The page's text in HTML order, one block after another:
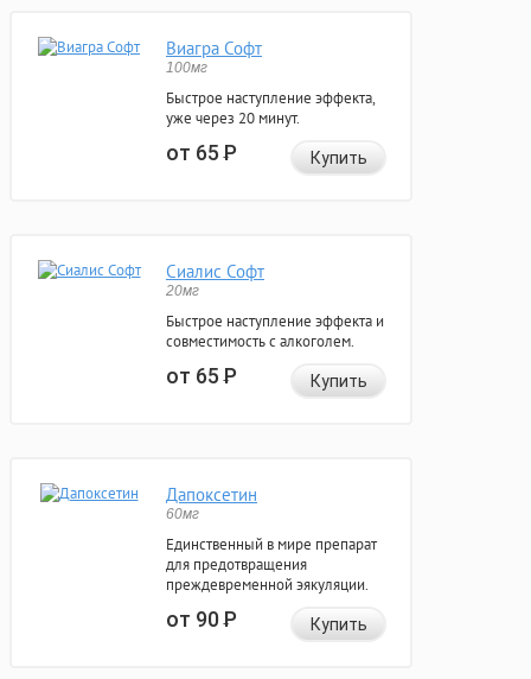
Виагра Софт
100мг
Быстрое наступление эффекта,
уже через 20 минут.
от 65Р Купить
Сиалис Софт
20мг
Быстрое наступление эффекта и
совместимость с алкоголем.
от 65Р Купить
Дапоксетин
60мг
Единственный в мире препарат
для предотвращения
преждевременной эякуляции.
от 90Р Купить